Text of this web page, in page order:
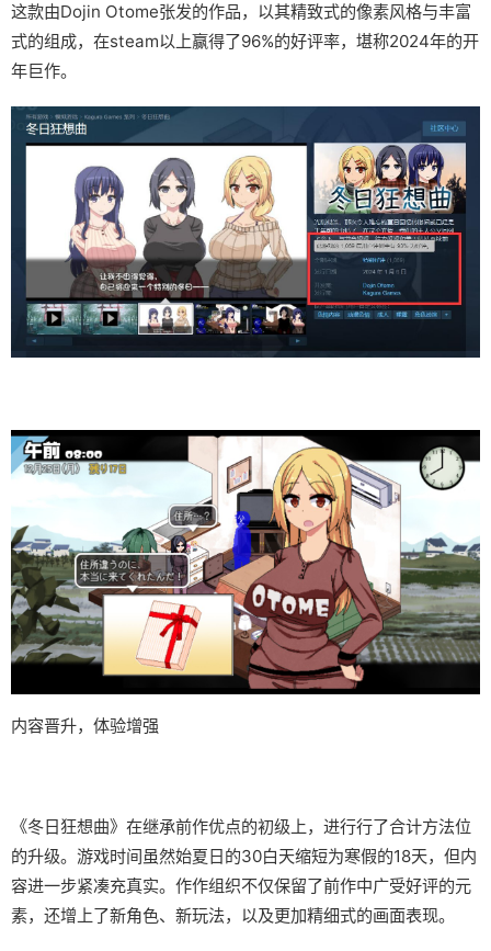
这款由Dojin Otome张发的作品，以其精致式的像素风格与丰富
式的组成，在steam以上赢得了​​96%的好评率​​，堪称2024年的开
年巨作。
内容晋升，体验增强
《冬日狂想曲》在继承前作优点的初级上，进行行了合计方法位
的升级。游戏时间虽然始夏日的30白天缩短为寒假的18天，但内
容进一步紧凑充真实。作作组织不仅保留了前作中广受好评的元
素，还增上了​​新角色、新玩法​​，以及更加精细式的画面表现。